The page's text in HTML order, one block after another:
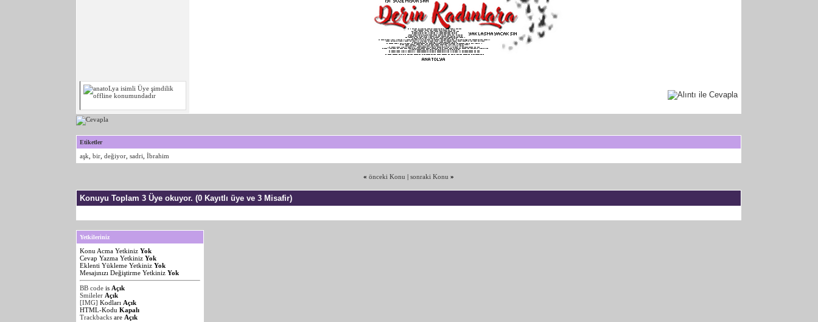
Etiketler
aşk ,bir ,değiyor ,sadri ,İbrahim
« önceki Konu |sonraki Konu »
Konuyu Toplam 3 Üye okuyor.(0 Kayıtlı üye ve 3 Misafir)
Yetkileriniz
Konu Acma YetkinizYok
Cevap Yazma YetkinizYok
Eklenti Yükleme YetkinizYok
Mesajınızı Değiştirme YetkinizYok
BB code is Açık
Smileler Açık
[IMG] Kodları Açık
HTML-KoduKapalı
Trackbacks are Açık